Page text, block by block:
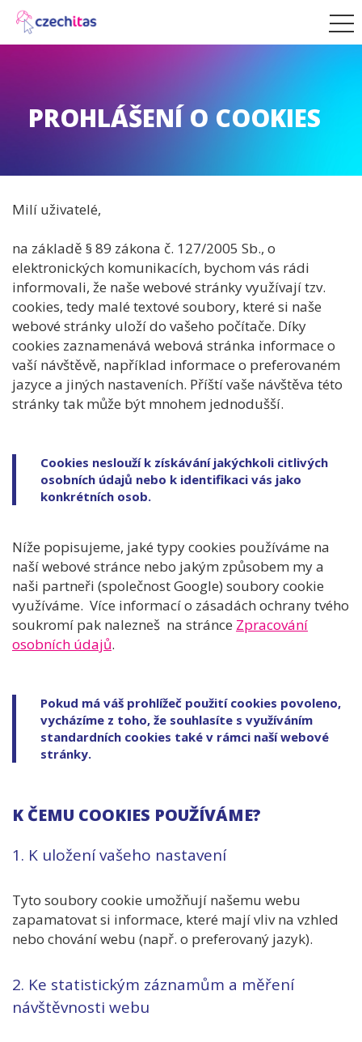
PROHLÁŠENÍ O COOKIES
Milí uživatelé,
na základě § 89 zákona č. 127/2005 Sb., o
elektronických komunikacích, bychom vás rádi
informovali, že naše webové stránky využívají tzv.
cookies, tedy malé textové soubory, které si naše
webové stránky uloží do vašeho počítače. Díky
cookies zaznamenává webová stránka informace o
vaší návštěvě, například informace o preferovaném
jazyce a jiných nastaveních. Příští vaše návštěva této
stránky tak může být mnohem jednodušší.
Cookies neslouží k získávání jakýchkoli citlivých
osobních údajů nebo k identifikaci vás jako
konkrétních osob.
Níže popisujeme, jaké typy cookies používáme na
naší webové stránce nebo jakým způsobem my a
naši partneři (společnost Google) soubory cookie
využíváme. Více informací o zásadách ochrany tvého
soukromí pak nalezneš na stránce Zpracování
osobních údajů.
Pokud má váš prohlížeč použití cookies povoleno,
vycházíme z toho, že souhlasíte s využíváním
standardních cookies také v rámci naší webové
stránky.
K ČEMU COOKIES POUŽÍVÁME?
1. K uložení vašeho nastavení
Tyto soubory cookie umožňují našemu webu
zapamatovat si informace, které mají vliv na vzhled
nebo chování webu (např. o preferovaný jazyk).
2. Ke statistickým záznamům a měření
návštěvnosti webu